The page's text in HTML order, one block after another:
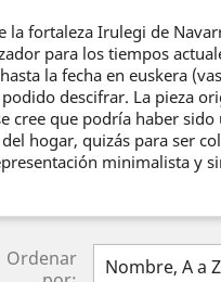
fortaleza Irulegi de
para los tiempos
la fecha en euskera
descifrar. La pieza
cree que podría haber
hogar, quizás para ser
minimalista y
Ordenar
Nombre, A a Z